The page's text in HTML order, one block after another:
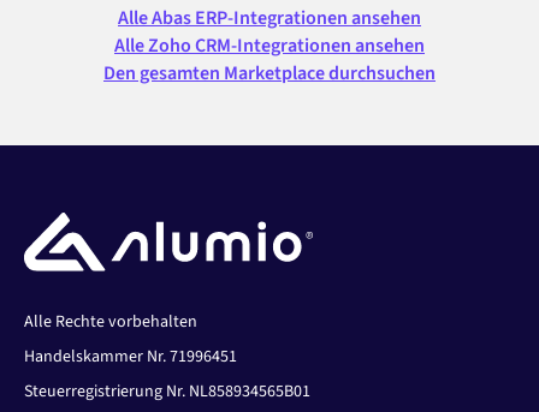
Alle Abas ERP-Integrationen ansehen
Alle Zoho CRM-Integrationen ansehen
Den gesamten Marketplace durchsuchen
Alle Rechte vorbehalten
Handelskammer Nr. 71996451
Steuerregistrierung Nr. NL858934565B01